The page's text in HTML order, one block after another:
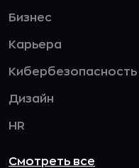
Бизнес
Карьера
Кибербезопасность
Дизайн
HR
Смотреть все